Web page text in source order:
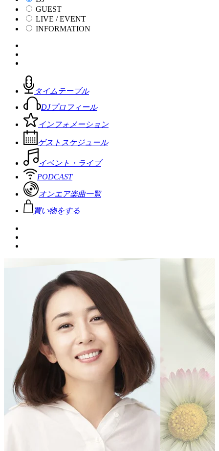
GUEST
LIVE / EVENT
INFORMATION
タイムテーブル
DJプロフィール
インフォメーション
ゲストスケジュール
イベント・ライブ
PODCAST
オンエア楽曲一覧
買い物をする